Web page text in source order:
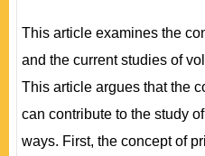
This article examines the
and the current studies of
This article argues that the
can contribute to the study
ways. First, the concept of